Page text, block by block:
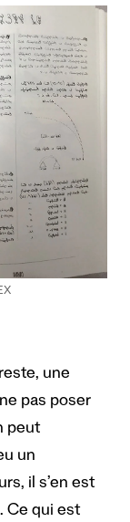
une
pas poser
peut
un
il s’en est
Ce qui est